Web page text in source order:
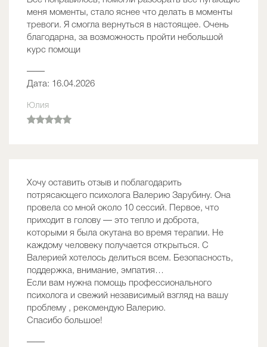
меня моменты, стало яснее что делать в моменты
тревоги. Я смогла вернуться в настоящее. Очень
благодарна, за возможность пройти небольшой
курс помощи
——
Дата: 16.04.2026
Юлия
Хочу оставить отзыв и поблагодарить
потрясающего психолога Валерию Зарубину. Она
провела со мной около 10 сессий. Первое, что
приходит в голову — это тепло и доброта,
которыми я была окутана во время терапии. Не
каждому человеку получается открыться. С
Валерией хотелось делиться всем. Безопасность,
поддержка, внимание, эмпатия…
Если вам нужна помощь профессионального
психолога и свежий независимый взгляд на вашу
проблему , рекомендую Валерию.
Спасибо большое!
——